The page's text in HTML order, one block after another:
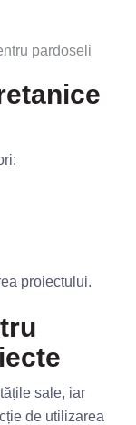
pardoseli
proiectului.
sale, iar
de utilizarea